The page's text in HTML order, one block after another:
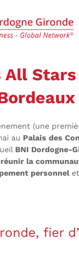
All
(une
au Palais des
BNI Dordogne-
réunir la
personnelet
fier